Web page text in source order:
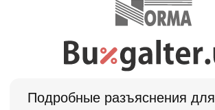
Подробные разъяснения для